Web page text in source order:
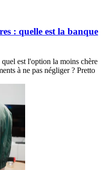
: quelle est la banque
est l'option la moins chère
à ne pas négliger ? Pretto